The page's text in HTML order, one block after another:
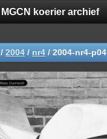
MGCN koerier archief
/ 2004 / nr4 / 2004-nr4-p04